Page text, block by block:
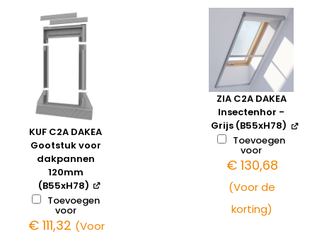
KUF C2A DAKEA
Gootstuk voor
dakpannen
120mm
(B55xH78)
Toevoegen
voor
€111,32 (Voor
ZIA C2A DAKEA
Insectenhor -
Grijs (B55xH78)
Toevoegen
voor
€130,68
(Voor de
korting)